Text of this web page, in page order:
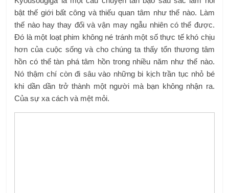
bật thế giới bất công và thiếu quan tâm như thế nào. Làm
thế nào hay thay đổi và vận may ngẫu nhiên có thể được.
Đó là một loạt phim không né tránh một số thực tế khó chịu
hơn của cuộc sống và cho chúng ta thấy tổn thương tâm
hồn có thể tàn phá tâm hồn trong nhiều năm như thế nào.
Nó thậm chí còn đi sâu vào những bi kịch trần tục nhỏ bé
khi dần dần trở thành một người mà bạn không nhận ra.
Của sự xa cách và mệt mỏi.